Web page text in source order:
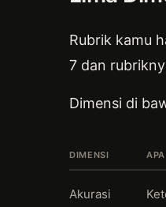
Rubrik kamu
7 dan
Dimensi di
DIMENSI
Akurasi